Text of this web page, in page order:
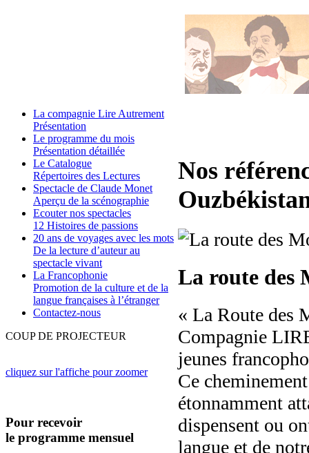
La compagnie Lire Autrement
Présentation
Le programme du mois
Présentation détaillée
Le Catalogue
Répertoires des Lectures
Spectacle de Claude Monet
Aperçu de la scénographie
Ecouter nos spectacles
12 Histoires de passions
20 ans de voyages avec les mots
De la lecture d’auteur au
spectacle vivant
La Francophonie
Promotion de la culture et de la
langue françaises à l’étranger
Contactez-nous
COUP DE PROJECTEUR
cliquez sur l'affiche pour zoomer
Pour recevoir
le programme mensuel
Nos
La route des
« La Route des
Compagnie
jeunes
Ce
étonnamment
dispensent ou
langue et de